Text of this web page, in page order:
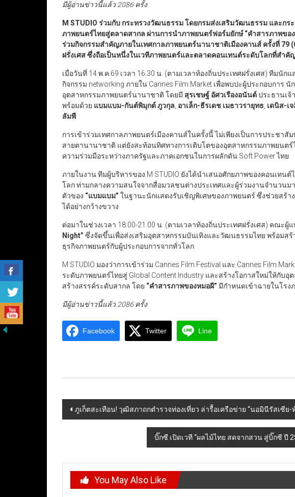
มีผู้อ่านข่าวนี้แล้ว 2086 ครั้ง
M STUDIO ร่วมกับ กระทรวงวัฒนธรรม โดยกรมส่งเสริมวัฒนธรรม และก
ภาพยนตร์ไทยสู่ตลาดสากล ผ่านการนำภาพยนตร์ฟอร์มยักษ์“คำสารภาพขอ
ร่วมกิจกรรมสำคัญภายในเทศกาลภาพยนตร์นานาชาติเมืองคานส์ ครั้งที่ 79
ฝรั่งเศส ซึ่งถือเป็นหนึ่งในเวทีภาพยนตร์และตลาดคอนเทนต์ระดับโลกที่สำ
เมื่อวันที่ 14 พ.ค.69 เวลา 16.30 น. (ตามเวลาท้องถิ่นประเทศฝรั่งเศส) ทีมนัก
กิจกรรม networking ภายใน Cannes Film Market เพื่อพบปะผู้ประกอบการ
อุตสาหกรรมภาพยนตร์นานาชาติ โดยมี สุรเชษฐ์ อัศวเรืองอนันต์ประธานเจ้
พร้อมด้วย แบมแบม-กันต์พิมุกต์ ภูวกุล อาเล็ก-ธีรเดช เมธาวรายุทธ เดนิส-เ
ลัมพี
การเข้าร่วมเทศกาลภาพยนตร์เมืองคานส์ในครั้งนี้ ไม่เพียงเป็นการประชาสั
สายตานานาชาติ แต่ยังสะท้อนทิศทางการเติบโตของอุตสาหกรรมภาพยนตร์
ความร่วมมือระหว่างภาครัฐและภาคเอกชนในการผลักดัน Soft Power ไทย
ภายในงาน ทีมผู้บริหารของ M STUDIO ยังได้นำเสนอศักยภาพของคอนเทน
โลก ท่ามกลางความสนใจจากสื่อมวลชนต่างประเทศและผู้ร่วมงานจำนวนม
ตัวของ “แบมแบม” ในฐานะนักแสดงรับเชิญพิเศษของภาพยนตร์ ซึ่งช่วยสร้า
ได้อย่างกว้างขวาง
ต่อมาในช่วงเวลา 18.00-21.00 น. (ตามเวลาท้องถิ่นประเทศฝรั่งเศส) คณะผู้
Night” ซึ่งจัดขึ้นเพื่อส่งเสริมอุตสาหกรรมบันเทิงและวัฒนธรรมไทย พร้อมส
ธุรกิจภาพยนตร์กับผู้ประกอบการจากทั่วโลก
M STUDIO มองว่าการเข้าร่วม Cannes Film Festival และ Cannes Film
ระดับภาพยนตร์ไทยสู่ Global Content Industry และสร้างโอกาสใหม่ให้กับอุ
สร้างสรรค์ระดับสากล โดย “คำสารภาพของหมอผี” มีกำหนดเข้าฉายในโรง
มีผู้อ่านข่าวนี้แล้ว 2086 ครั้ง
Facebook Twitter Line
Post
ภูเก็ตสะเทือน! วุฒิสภาถกตำรวจท่องเที่ยว ล่ารื้อเครือข่าย “นอมินีรัสเซีย
บิ๊กซี เปิดเวที “ผลไม้ไทย สดจากสวน สู่บิ๊กซี ปี
You May Also Like